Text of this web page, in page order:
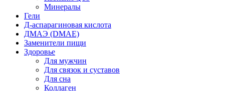
Минералы
Гели
Д-аспарагиновая кислота
ДМАЭ (DMAE)
Заменители пищи
Здоровье
Для мужчин
Для связок и суставов
Для сна
Коллаген